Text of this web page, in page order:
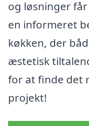
og løsninger
en informeret
køkken, der
æstetisk
for at finde det
projekt!